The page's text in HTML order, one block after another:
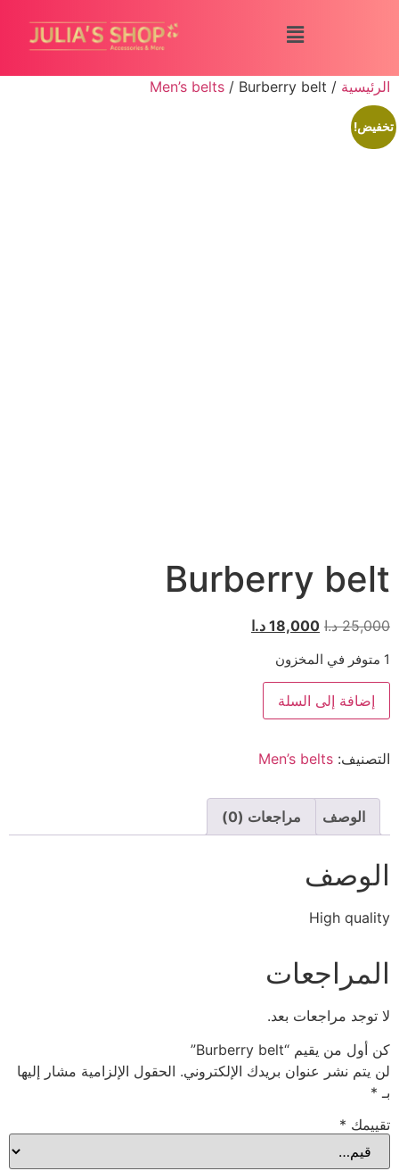
الرئيسية /
Men’s belts / Burberry belt
تخفيض!
Burberry belt
25,000 د.ا 18,000 د.ا
1 متوفر في المخزون
إضافة إلى السلة
التصنيف: Men’s belts
الوصف مراجعات (0)
الوصف
High quality
المراجعات
لا توجد مراجعات بعد.
كن أول من يقيم “Burberry belt”
لن يتم نشر عنوان بريدك الإلكتروني. الحقول الإلزامية مشار إليها
بـ *
تقييمك *